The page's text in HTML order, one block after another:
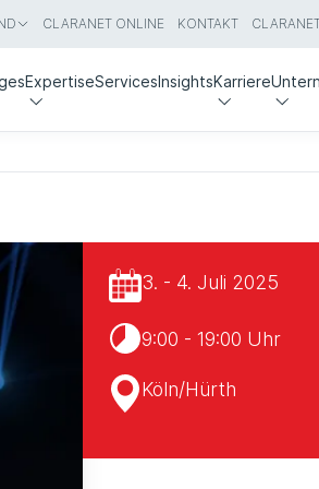
CLARANET ONLINE KONTAKT
ExpertiseServicesInsightsKarriere
3. - 4. Juli 2025
9:00 - 19:00 Uhr
Köln/Hürth